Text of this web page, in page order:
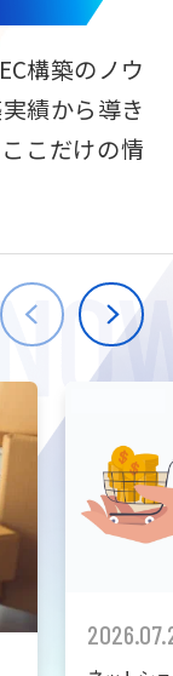
W2
イン一覧
会社情報
TW
構築のノウ
績から導き
こだけの情